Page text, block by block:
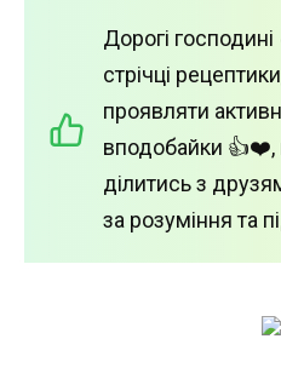
Дорогі
стрічці
проявляти
вподобайки 👍❤️,
ділитись з
за розуміння та